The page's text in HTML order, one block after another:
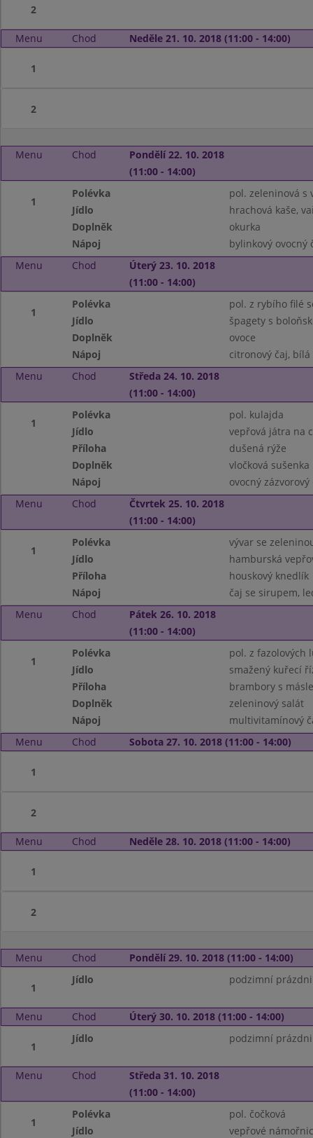
2
Menu Chod Neděle 21. 10. 2018 (11:00 - 14:00)
1
2
Menu Chod
Pondělí 22. 10. 2018
(11:00 - 14:00)
1
Polévka
pol. zeleninová s
Jídlo
hrachová kaše,
Doplněk
okurka
Nápoj
bylinkový ovocný
Menu
Chod
Úterý 23. 10. 2018
(11:00 - 14:00)
1
Polévka
pol. z rybího filé
Jídlo
špagety s
Doplněk
ovoce
Nápoj
citronový čaj, bílá
Menu
Chod
Středa 24. 10. 2018
(11:00 - 14:00)
1
Polévka
pol. kulajda
Jídlo
vepřová játra na
Příloha
dušená rýže
Doplněk
vločková sušenka
Nápoj
ovocný zázvorový
Menu
Chod
Čtvrtek 25. 10. 2018
(11:00 - 14:00)
1
Polévka
vývar se
Jídlo
hamburská
Příloha
houskový knedlík
Nápoj
čaj se sirupem,
Menu
Chod
Pátek 26. 10. 2018
(11:00 - 14:00)
1
Polévka
pol. z fazolových
Jídlo
smažený kuřecí
Příloha
brambory s
Doplněk
zeleninový salát
Nápoj
multivitamínový
Menu
Chod Sobota 27. 10. 2018 (11:00 - 14:00)
1
2
Menu Chod Neděle 28. 10. 2018 (11:00 - 14:00)
1
2
Menu Chod Pondělí 29. 10. 2018 (11:00 - 14:00)
1
Jídlo podzimní
Menu Chod Úterý 30. 10. 2018 (11:00 - 14:00)
1
Jídlo podzimní
Menu Chod
Středa 31. 10. 2018
(11:00 - 14:00)
1
Polévka
pol. čočková
Jídlo
vepřové